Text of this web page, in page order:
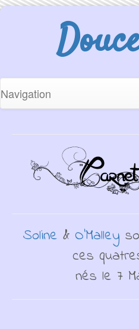
Navigation
Soline & O'Malley
ces
nés le 7